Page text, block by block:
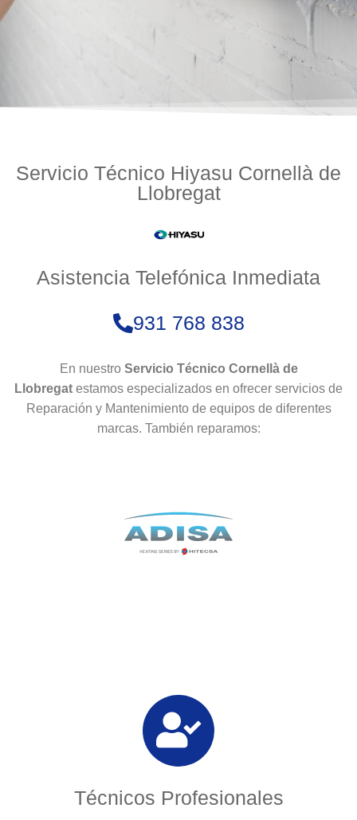
Servicio Técnico Hiyasu Cornellà de
Llobregat
Asistencia Telefónica Inmediata
931 768 838
En nuestro Servicio Técnico Cornellà de
Llobregat estamos especializados en ofrecer servicios de
Reparación y Mantenimiento de equipos de diferentes
marcas. También reparamos:
Técnicos Profesionales